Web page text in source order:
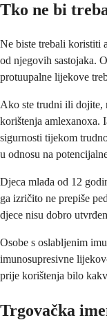
Tko ne bi
Ne biste trebali koristiti
od njegovih sastojaka.
protuupalne lijekove
Ako ste trudni ili dojite,
korištenja amlexanoxa.
sigurnosti tijekom
u odnosu na
Djeca mlađa od 12
ga izričito ne prepiše
djece nisu dobro
Osobe s oslabljenim
imunosupresivne
prije korištenja bilo
Trgovačka